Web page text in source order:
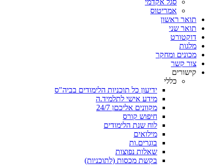
סגל אקדמי
אמריטוס
תואר ראשון
תואר שני
דוקטורט
מלגות
מכונים ומחקר
צור קשר
קישורים
כללי
ידיעון כל תוכניות הלימודים בביה"ס
מידע אישי לתלמיד.ה
מקוונים אליכםן 24/7
חיפוש קורס
לוח שנת הלימודים
מילואים
בוגרים.ות
שאלות נפוצות
בקשת מכסות (לתוכניות)